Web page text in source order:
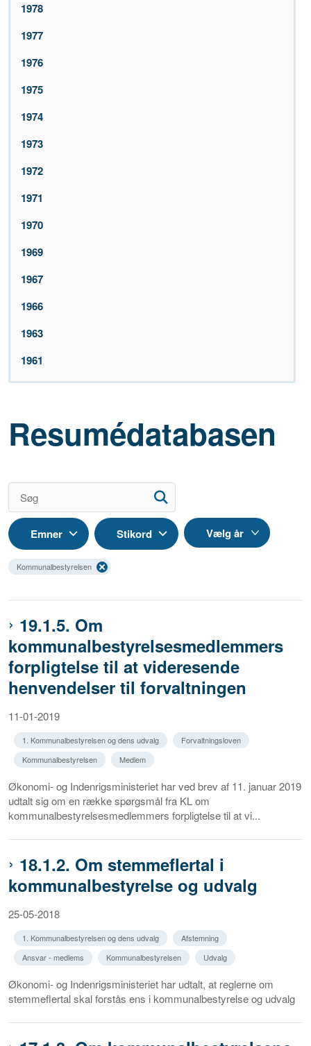
1978
1977
1976
1975
1974
1973
1972
1971
1970
1969
1967
1966
1963
1961
Resumédatabasen
Emner Stikord
Kommunalbestyrelsen
19.1.5. Om
kommunalbestyrelsesmedlemmers
forpligtelse til at videresende
henvendelser til forvaltningen
11-01-2019
1. Kommunalbestyrelsen og dens udvalg
Forvaltningsloven
Kommunalbestyrelsen
Medlem
Økonomi- og Indenrigsministeriet har ved brev af 11. januar 2019
udtalt sig om en række spørgsmål fra KL om
kommunalbestyrelsesmedlemmers forpligtelse til at vi...
18.1.2. Om stemmeflertal i
kommunalbestyrelse og udvalg
25-05-2018
1. Kommunalbestyrelsen og dens udvalg
Afstemning
Ansvar - medlems
Kommunalbestyrelsen Udvalg
Økonomi- og Indenrigsministeriet har udtalt, at reglerne om
stemmeflertal skal forstås ens i kommunalbestyrelse og udvalg